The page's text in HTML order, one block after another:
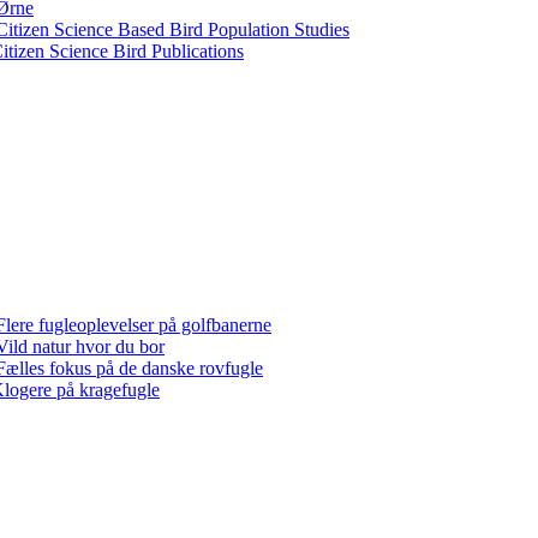
Science Based Bird Population Studies
Science Bird Publications
fugleoplevelser på golfbanerne
natur hvor du bor
fokus på de danske rovfugle
på kragefugle